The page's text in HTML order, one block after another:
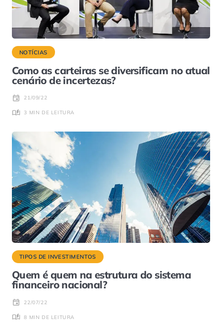
NOTÍCIAS
Como as carteiras se diversificam no atual
cenário de incertezas?
21/09/22
3 MIN DE LEITURA
TIPOS DE INVESTIMENTOS
Quem é quem na estrutura do sistema
financeiro nacional?
22/07/22
8 MIN DE LEITURA